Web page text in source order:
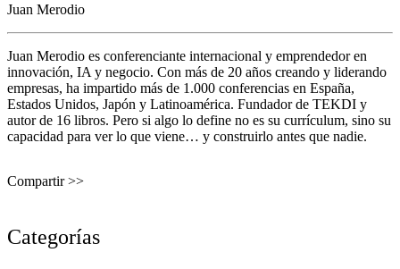
Juan Merodio
Juan Merodio es conferenciante internacional y emprendedor en
innovación, IA y negocio. Con más de 20 años creando y liderando
empresas, ha impartido más de 1.000 conferencias en España,
Estados Unidos, Japón y Latinoamérica. Fundador de TEKDI y
autor de 16 libros. Pero si algo lo define no es su currículum, sino su
capacidad para ver lo que viene… y construirlo antes que nadie.
Compartir >>
Categorías